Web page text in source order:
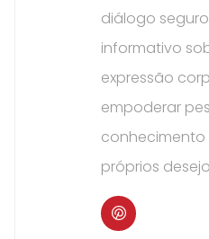
diálogo
informativo
expressão
empoderar
conhecimento
próprios